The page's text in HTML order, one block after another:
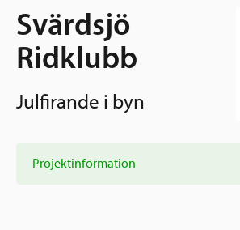
Projekt
Karta
Berättelser
Våra stöd
Sverige och övriga världen
Utlysningar
Ansök
Svärdsjö
Ridklubb
Julfirande i byn
Projektinformation